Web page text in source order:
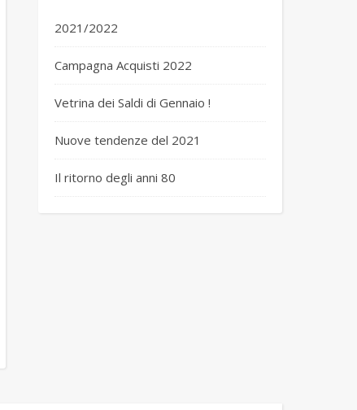
1
2021/2022
Campagna Acquisti 2022
Vetrina dei Saldi di Gennaio !
Nuove tendenze del 2021
Il ritorno degli anni 80